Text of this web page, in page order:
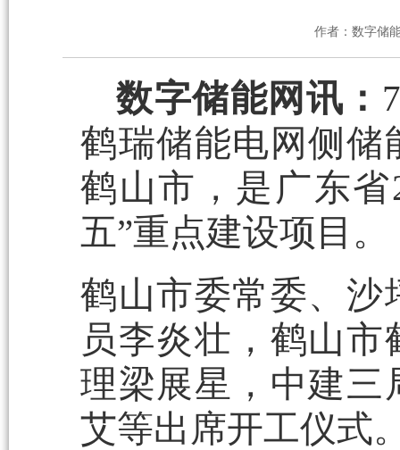
作者：数字储
数字储能网讯：
鹤瑞储能电网侧储
鹤山市， 是广东
五”重点建设项目。
鹤山市委常委、沙
员李炎壮，鹤山
理梁展星，中建三
艾等出席开工仪式